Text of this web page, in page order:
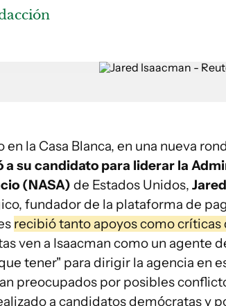
en la Casa Blanca, en una nueva
a su candidato para liderar la
(NASA) de Estados Unidos,
fundador de la plataforma de
recibió tanto apoyos como críticas
ven a Isaacman como un agente
tener" para dirigir la agencia en
preocupados por posibles
a candidatos demócratas y